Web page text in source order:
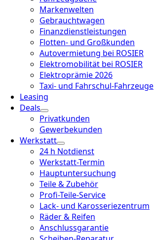
Markenwelten
Gebrauchtwagen
Finanzdienstleistungen
Flotten- und Großkunden
Autovermietung bei ROSIER
Elektromobilität bei ROSIER
Elektroprämie 2026
Taxi- und Fahrschul-Fahrzeuge
Leasing
Deals
Privatkunden
Gewerbekunden
Werkstatt
24 h Notdienst
Werkstatt-Termin
Hauptuntersuchung
Teile & Zubehör
Profi-Teile-Service
Lack- und Karosseriezentrum
Räder & Reifen
Anschlussgarantie